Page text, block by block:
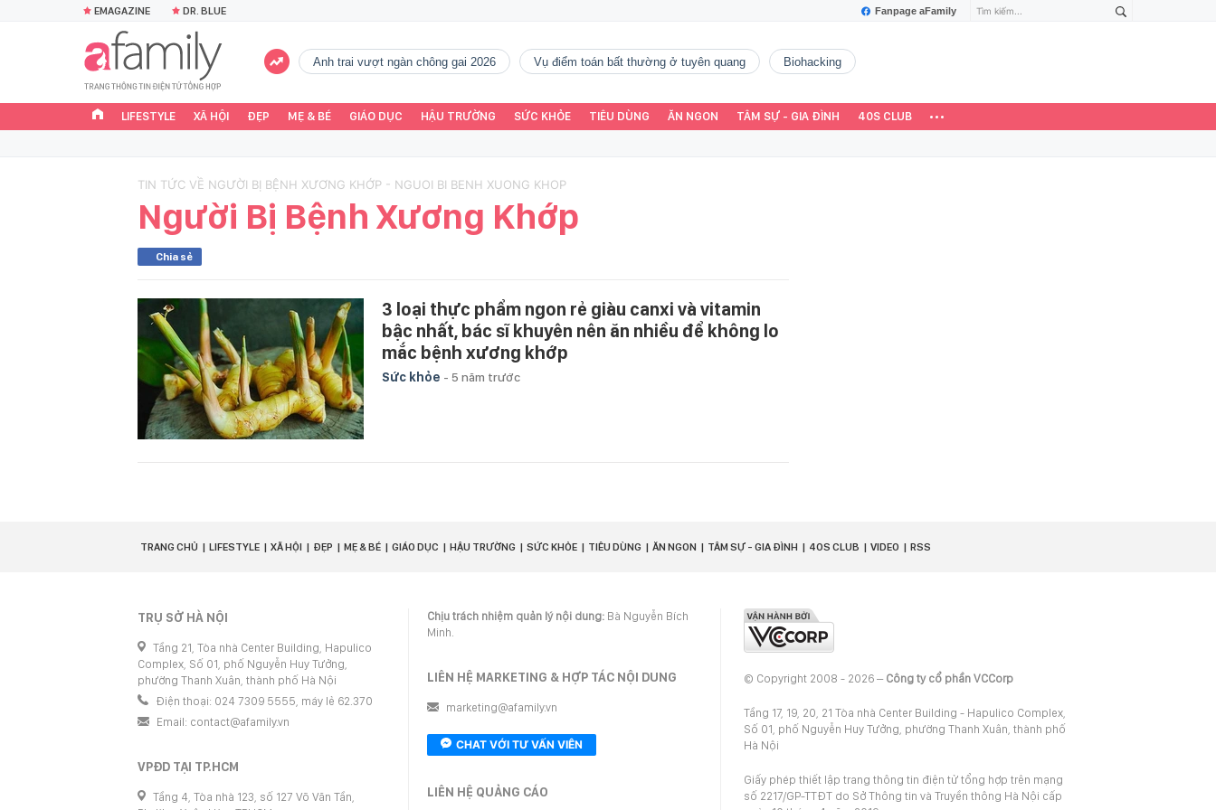
Fanpage aFamily
EMAGAZINE DR. BLUE
Anh trai vượt ngàn chông gai 2026 vụ điểm toán bất thường ở tuyên quang Biohacking
LIFESTYLE XÃ HỘI ĐẸP MẸ & BÉ GIÁO DỤC HẬU TRƯỜNG SỨC KHỎE TIÊU DÙNG ĂN NGON TÂM SỰ - GIA ĐÌNH 40S CLUB
TIN TỨC VỀ NGƯỜI BỊ BỆNH XƯƠNG KHỚP - NGUOI BI BENH XUONG KHOP
Người Bị Bệnh Xương Khớp
Chia sẻ
3 loại thực phẩm ngon rẻ giàu canxi và vitamin
bậc nhất, bác sĩ khuyên nên ăn nhiều để không lo
mắc bệnh xương khớp
Sức khỏe - 5 năm trước
TRANG CHỦ LIFESTYLE XÃ HỘI ĐẸP MẸ & BÉ GIÁO DỤC HẬU TRƯỜNG SỨC KHỎE TIÊU DÙNG ĂN NGON TÂM SỰ - GIA ĐÌNH 40S CLUB VIDEO RSS
TRỤ SỞ HÀ NỘI
Tầng 21, Tòa nhà Center Building, Hapulico
Complex, Số 01, phố Nguyễn Huy Tưởng,
phường Thanh Xuân, thành phố Hà Nội
Điện thoại: 024 7309 5555, máy lẻ 62.370
Email: contact@afamily.vn
VPĐD TẠI TP.HCM
Tầng 4, Tòa nhà 123, số 127 Võ Văn Tần,
Chịu trách nhiệm quản lý nội dung: Bà Nguyễn Bích
Minh.
LIÊN HỆ MARKETING & HỢP TÁC NỘI DUNG
marketing@afamily.vn
CHAT VỚI TƯ VẤN VIÊN
LIÊN HỆ QUẢNG CÁO
© Copyright 2008 - 2026 – Công ty cổ phần VCCorp
Tầng 17, 19, 20, 21 Tòa nhà Center Building - Hapulico Complex,
Số 01, phố Nguyễn Huy Tưởng, phường Thanh Xuân, thành phố
Hà Nội
Giấy phép thiết lập trang thông tin điện tử tổng hợp trên mạng
số 2217/GP-TTĐT do Sở Thông tin và Truyền thông Hà Nội cấp